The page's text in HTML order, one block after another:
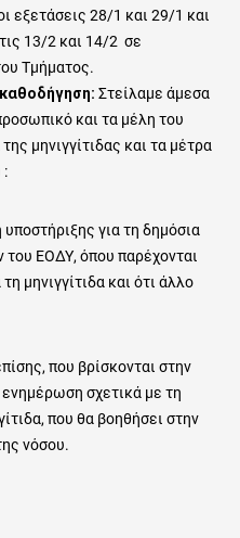
εξετάσεις 28/1 και 29/1 και
13/2 και 14/2 σε
Τμήματος.
Στείλαμε άμεσα
και τα μέλη του
μηνιγγίτιδας και τα μέτρα
:
για τη δημόσια
του ΕΟΔΥ, όπου παρέχονται
μηνιγγίτιδα και ότι άλλο
που βρίσκονται στην
σχετικά με τη
που θα βοηθήσει στην
νόσου.